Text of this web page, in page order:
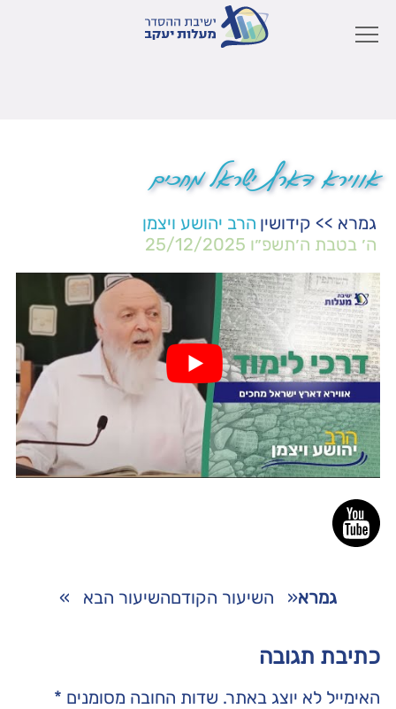
אווירא דארץ ישראל מחכים
גמרא >> קידושין הרב יהושע ויצמן
ה׳ בטבת ה׳תשפ״ו 25/12/2025
גמרא« השיעור הקודםהשיעור הבא »
כתיבת תגובה
האימייל לא יוצג באתר. שדות החובה מסומנים *